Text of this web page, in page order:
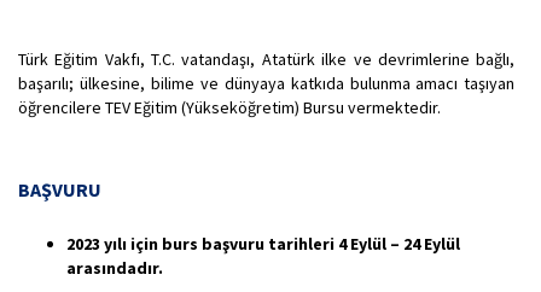
Türk Eğitim Vakfı, T.C. vatandaşı, Atatürk ilke ve devrimlerine bağlı,
başarılı; ülkesine, bilime ve dünyaya katkıda bulunma amacı taşıyan
öğrencilere TEV Eğitim (Yükseköğretim) Bursu vermektedir.
BAŞVURU
2023 yılı için burs başvuru tarihleri 4 Eylül – 24 Eylül
arasındadır.